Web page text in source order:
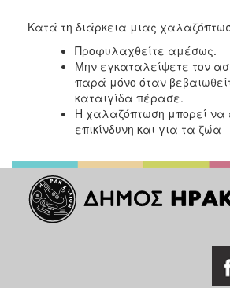
Κατά τη διάρκεια μιας
Προφυλαχθείτε αμέσως.
Μην εγκαταλείψετε τον
παρά μόνο όταν
καταιγίδα πέρασε.
Η χαλαζόπτωση μπορεί να
επικίνδυνη και για τα ζώα